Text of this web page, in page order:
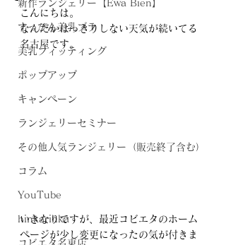
新作ランジェリー【Ewa Bien】
すっぴん美乳ブラ
美乳フィッティング
ポップアップ
キャンペーン
ランジェリーセミナー
その他人気ランジェリー（販売終了含む）
コラム
YouTube
hinkarinka
コビエタ名東店
こんにちは。
なんだかはっきりしない天気が続いてる
名古屋です。
いきなりですが、最近コビエタのホーム
ページが少し変更になったの気が付きま